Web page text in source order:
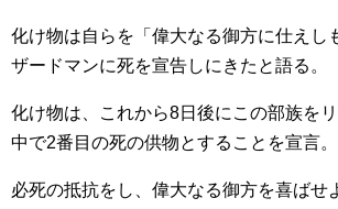
化け物は自らを「偉大なる御方に仕えし
ザードマンに死を宣告しにきたと語る。
化け物は、これから8日後にこの部族を
中で2番目の死の供物とすることを宣言。
必死の抵抗をし、偉大なる御方を喜ばせ